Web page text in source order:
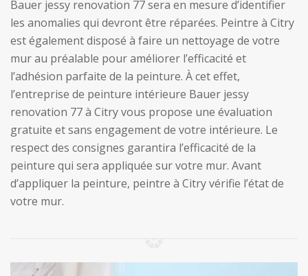
Bauer jessy renovation 77 sera en mesure d’identifier
les anomalies qui devront être réparées. Peintre à Citry
est également disposé à faire un nettoyage de votre
mur au préalable pour améliorer l’efficacité et
l’adhésion parfaite de la peinture. À cet effet,
l’entreprise de peinture intérieure Bauer jessy
renovation 77 à Citry vous propose une évaluation
gratuite et sans engagement de votre intérieure. Le
respect des consignes garantira l’efficacité de la
peinture qui sera appliquée sur votre mur. Avant
d’appliquer la peinture, peintre à Citry vérifie l’état de
votre mur.